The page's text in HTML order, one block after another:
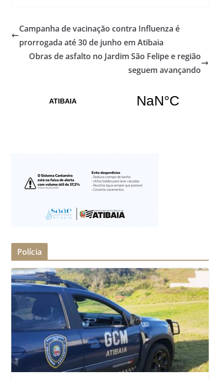
Campanha de vacinação contra Influenza é
prorrogada até 30 de junho em Atibaia
Obras de asfalto no Jardim São Felipe e região
seguem avançando
Polícia